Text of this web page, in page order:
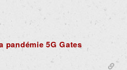
pandémie 5G Gates